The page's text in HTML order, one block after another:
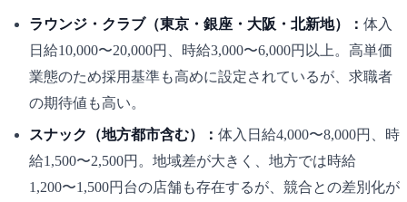
ラウンジ・クラブ（東京・銀座・大阪・北新地）： 体入
日給10,000〜20,000円、時給3,000〜6,000円以上。高単価
業態のため採用基準も高めに設定されているが、求職者
の期待値も高い。
スナック（地方都市含む）： 体入日給4,000〜8,000円、時
給1,500〜2,500円。地域差が大きく、地方では時給
1,200〜1,500円台の店舗も存在するが、競合との差別化が